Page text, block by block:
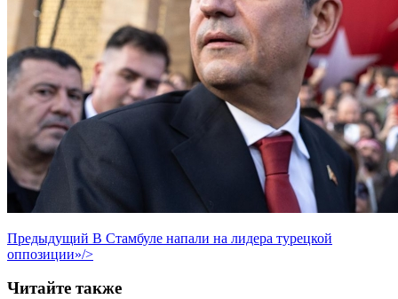
Предыдущий В Стамбуле напали на лидера турецкой
оппозиции»/>
Читайте также